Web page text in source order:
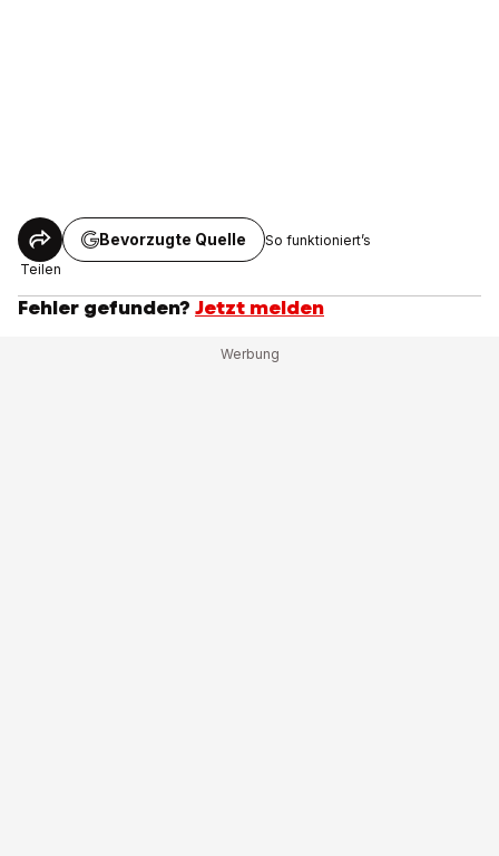
Teilen
Bevorzugte Quelle So funktioniert’s
Fehler gefunden? Jetzt melden